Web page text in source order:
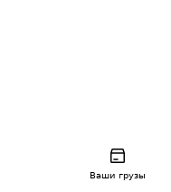
Ваши грузы